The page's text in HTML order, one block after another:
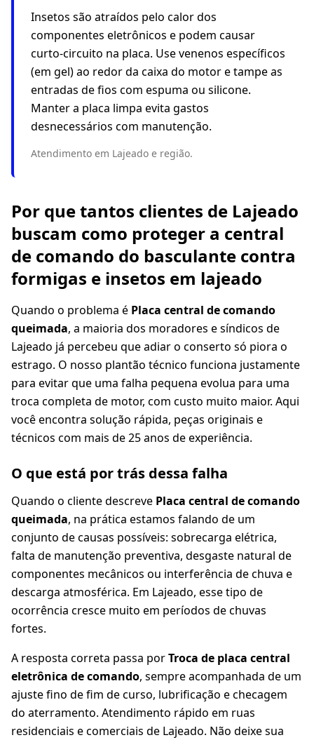
Insetos são atraídos pelo calor dos
componentes eletrônicos e podem causar
curto-circuito na placa. Use venenos específicos
(em gel) ao redor da caixa do motor e tampe as
entradas de fios com espuma ou silicone.
Manter a placa limpa evita gastos
desnecessários com manutenção.
Atendimento em Lajeado e região.
Por que tantos clientes de Lajeado
buscam como proteger a central
de comando do basculante contra
formigas e insetos em lajeado
Quando o problema é Placa central de comando
queimada, a maioria dos moradores e síndicos de
Lajeado já percebeu que adiar o conserto só piora o
estrago. O nosso plantão técnico funciona justamente
para evitar que uma falha pequena evolua para uma
troca completa de motor, com custo muito maior. Aqui
você encontra solução rápida, peças originais e
técnicos com mais de 25 anos de experiência.
O que está por trás dessa falha
Quando o cliente descreve Placa central de comando
queimada, na prática estamos falando de um
conjunto de causas possíveis: sobrecarga elétrica,
falta de manutenção preventiva, desgaste natural de
componentes mecânicos ou interferência de chuva e
descarga atmosférica. Em Lajeado, esse tipo de
ocorrência cresce muito em períodos de chuvas
fortes.
A resposta correta passa porTroca de placa central
eletrônica de comando, sempre acompanhada de um
ajuste fino de fim de curso, lubrificação e checagem
do aterramento. Atendimento rápido em ruas
residenciais e comerciais de Lajeado. Não deixe sua